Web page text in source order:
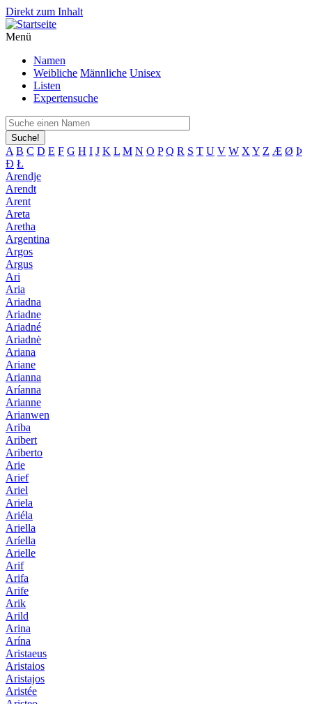
Direkt zum Inhalt
Menü
Namen
Weibliche Männliche Unisex
Listen
Expertensuche
Suche!
A B C D E F G H I J K L M N O P Q R S T U V W X Y Z Æ Ø Þ
Đ Ł
Arendje
Arendt
Arent
Areta
Aretha
Argentina
Argos
Argus
Ari
Aria
Ariadna
Ariadne
Ariadné
Ariadnė
Ariana
Ariane
Arianna
Aríanna
Arianne
Arianwen
Ariba
Aribert
Ariberto
Arie
Arief
Ariel
Ariela
Ariéla
Ariella
Aríella
Arielle
Arif
Arifa
Arife
Arik
Arild
Arina
Arína
Aristaeus
Aristaios
Aristajos
Aristée